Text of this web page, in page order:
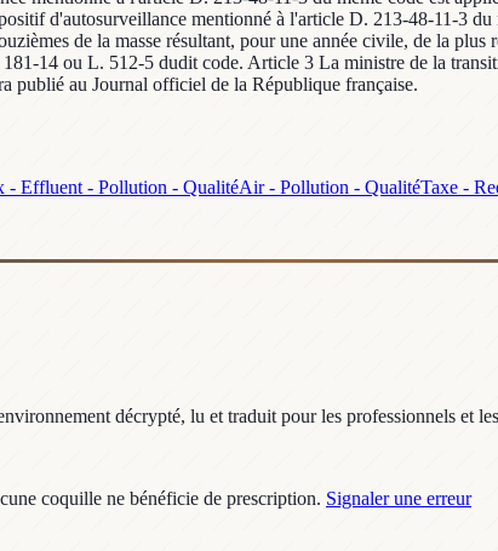
d'autosurveillance mentionné à l'article D. 213-48-11-3
de la masse résultant, pour une année civile, de la
14 ou L. 512-5 dudit code. Article 3 La ministre de la
publié au Journal officiel de la République française.
- Effluent - Pollution - QualitéAir - Pollution - QualitéTaxe -
décrypté, lu et traduit pour les professionnels et
coquille ne bénéficie de prescription. Signaler une erreur